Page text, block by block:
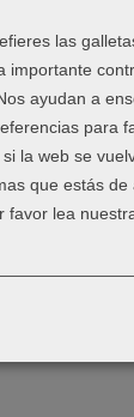
las
importante
ayudan a
para
la web se
que estás
favor lea